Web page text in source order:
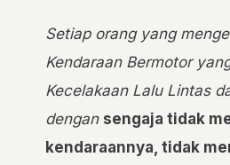
Setiap orang yang
Kendaraan Bermotor
Kecelakaan Lalu Lintas
dengan sengaja tidak
kendaraannya, tidak